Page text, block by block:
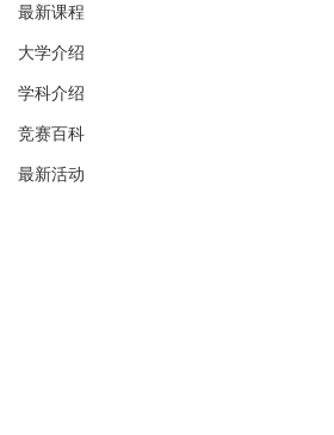
最新课程
大学介绍
学科介绍
竞赛百科
最新活动